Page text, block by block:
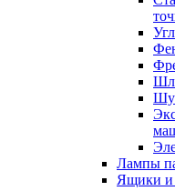
Лампы
Ящики и